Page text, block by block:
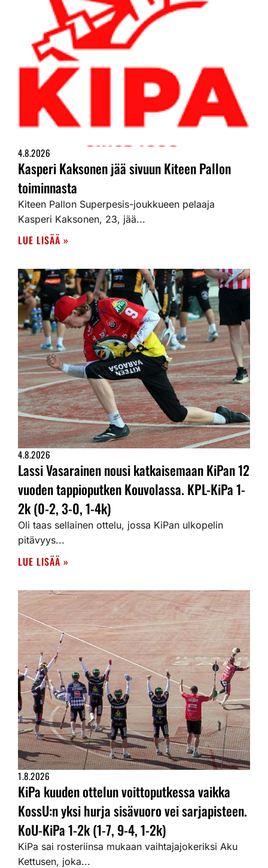
4.8.2026
Kasperi Kaksonen jää sivuun Kiteen Pallon
toiminnasta
Kiteen Pallon Superpesis-joukkueen pelaaja
Kasperi Kaksonen, 23, jää...
LUE LISÄÄ »
4.8.2026
Lassi Vasarainen nousi katkaisemaan KiPan 12
vuoden tappioputken Kouvolassa. KPL-KiPa 1-
2k (0-2, 3-0, 1-4k)
Oli taas sellainen ottelu, jossa KiPan ulkopelin
pitävyys...
LUE LISÄÄ »
1.8.2026
KiPa kuuden ottelun voittoputkessa vaikka
KossU:n yksi hurja sisävuoro vei sarjapisteen.
KoU-KiPa 1-2k (1-7, 9-4, 1-2k)
KiPa sai rosteriinsa mukaan vaihtajajokeriksi Aku
Kettusen, joka...